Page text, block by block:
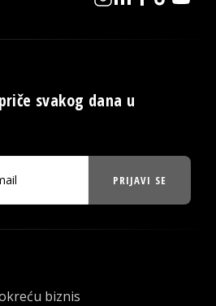
svakog dana u
PRIJAVI SE
biznis